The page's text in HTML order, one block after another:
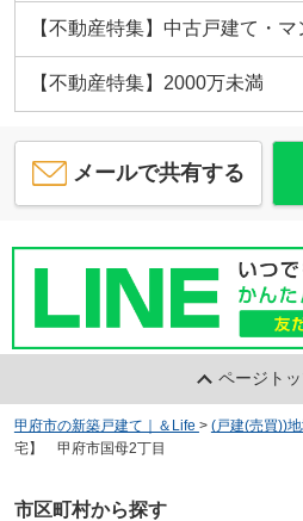
【不動産特集】中古戸建て・
【不動産特集】2000万未満
メールで共有する
ページト
甲府市の新築戸建て｜＆Life > (戸建(売買))
宅】 甲府市国母2丁目
市区町村から探す